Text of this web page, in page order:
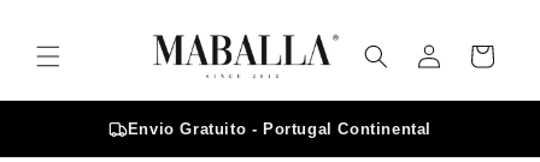
al contenido
Iniciar
sesión
Carrito
Envio Gratuito - Portugal Continental